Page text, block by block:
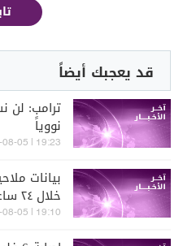
قد يعجبك أيضاً
ترامب: لن
نووياً
19:23 | 2026-08-05
خلال ٢٤ ساعة الماضية
19:10 | 2026-08-05